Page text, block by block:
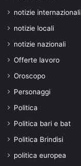
notizie internazionali
notizie locali
notizie nazionali
Offerte lavoro
Oroscopo
Personaggi
Politica
Politica bari e bat
Politica Brindisi
politica europea